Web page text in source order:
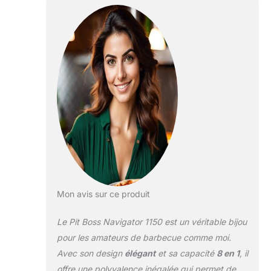
Surface de cuisson
: 90 x P 50 cm
Plage de
température de
cuisson : 85°C -
260°C avec saisie à
la flamme directe à
540°C. 2 grandes
roues et 2 petites
autobloquantes.
Dimensions : L
162,2 x P 94 x H
119,5 cm. Poids :
performance : ce
marque Pit Boss
offre les plus hauts
standards de
Mon avis sur ce produit
Le Pit Boss Navigator 1150 est un véritable bijou
pour les amateurs de barbecue comme moi.
Avec son design élégantet sa capacité 8 en 1, il